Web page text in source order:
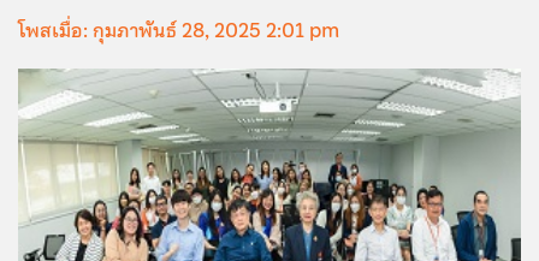
โพสเมื่อ: กุมภาพันธ์ 28, 2025 2:01 pm